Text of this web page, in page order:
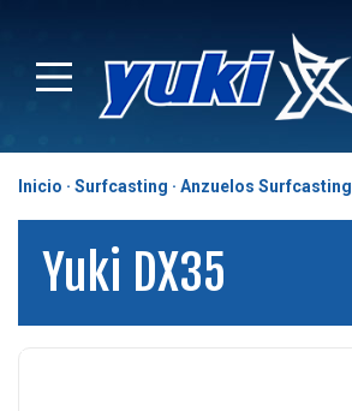
Inicio Surfcasting Anzuelos Surfcasting
Yuki DX35